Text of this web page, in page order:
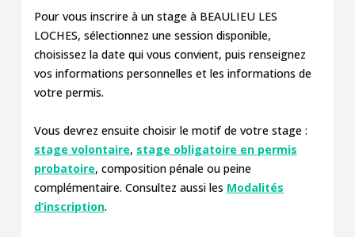
Pour vous inscrire à un stage à BEAULIEU LES
LOCHES, sélectionnez une session disponible,
choisissez la date qui vous convient, puis renseignez
vos informations personnelles et les informations de
votre permis.
Vous devrez ensuite choisir le motif de votre stage :
stage volontaire, stage obligatoire en permis
probatoire, composition pénale ou peine
complémentaire. Consultez aussi les Modalités
d’inscription.